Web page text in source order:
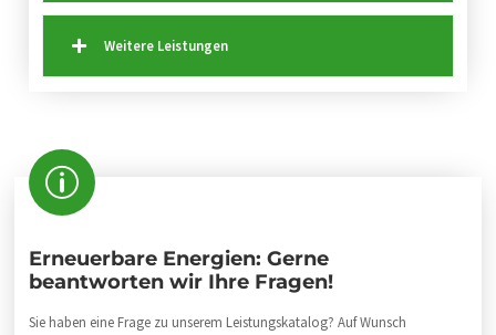
Weitere Leistungen
Erneuerbare Energien: Gerne
beantworten wir Ihre Fragen!
Sie haben eine Frage zu unserem Leistungskatalog? Auf Wunsch